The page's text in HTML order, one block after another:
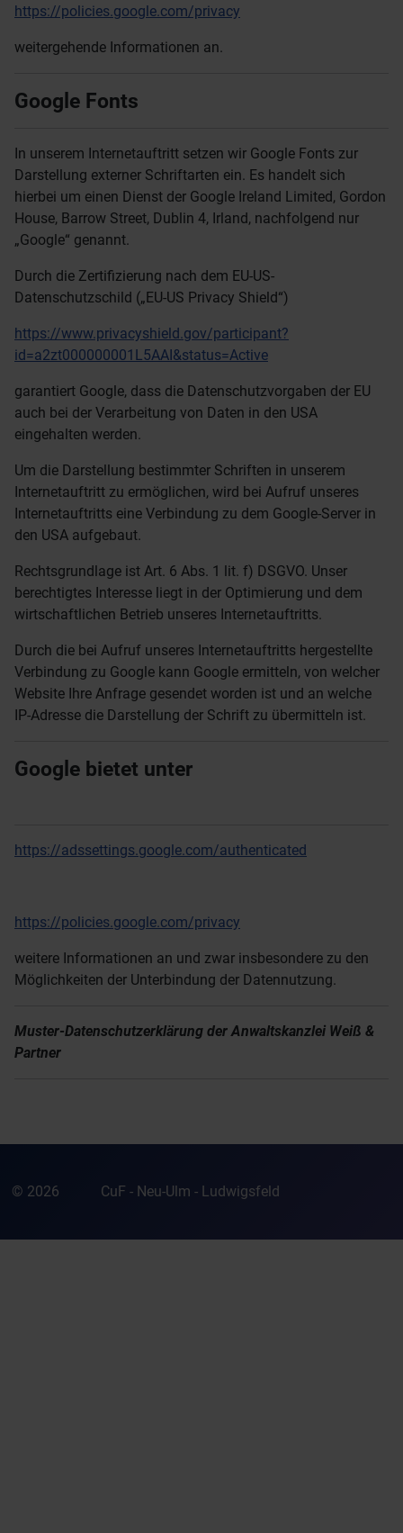
https://policies.google.com/privacy
weitergehende Informationen an.
Google Fonts
In unserem Internetauftritt setzen wir Google Fonts zur
Darstellung externer Schriftarten ein. Es handelt sich
hierbei um einen Dienst der Google Ireland Limited, Gordon
House, Barrow Street, Dublin 4, Irland, nachfolgend nur
„Google“ genannt.
Durch die Zertifizierung nach dem EU-US-
Datenschutzschild („EU-US Privacy Shield“)
https://www.privacyshield.gov/participant?
id=a2zt000000001L5AAI&status=Active
garantiert Google, dass die Datenschutzvorgaben der EU
auch bei der Verarbeitung von Daten in den USA
eingehalten werden.
Um die Darstellung bestimmter Schriften in unserem
Internetauftritt zu ermöglichen, wird bei Aufruf unseres
Internetauftritts eine Verbindung zu dem Google-Server in
den USA aufgebaut.
Rechtsgrundlage ist Art. 6 Abs. 1 lit. f) DSGVO. Unser
berechtigtes Interesse liegt in der Optimierung und dem
wirtschaftlichen Betrieb unseres Internetauftritts.
Durch die bei Aufruf unseres Internetauftritts hergestellte
Verbindung zu Google kann Google ermitteln, von welcher
Website Ihre Anfrage gesendet worden ist und an welche
IP-Adresse die Darstellung der Schrift zu übermitteln ist.
Google bietet unter
https://adssettings.google.com/authenticated
https://policies.google.com/privacy
weitere Informationen an und zwar insbesondere zu den
Möglichkeiten der Unterbindung der Datennutzung.
Muster-Datenschutzerklärung der Anwaltskanzlei Weiß &
Partner
© 2026 CuF - Neu-Ulm - Ludwigsfeld